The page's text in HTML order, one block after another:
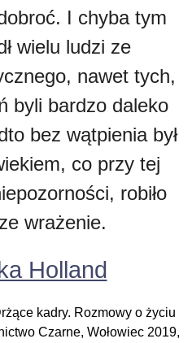
I chyba tym
wielu ludzi ze
nawet tych,
byli bardzo daleko
bez wątpienia był
co przy tej
robiło
wrażenie.
Holland
kadry. Rozmowy o życiu
Czarne, Wołowiec 2019,